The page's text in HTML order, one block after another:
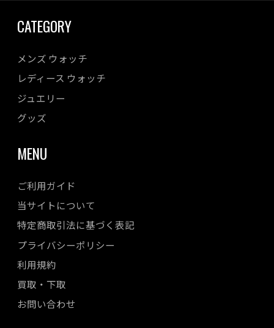
CATEGORY
メンズ ウォッチ
レディース ウォッチ
ジュエリー
グッズ
MENU
ご利用ガイド
当サイトについて
特定商取引法に基づく表記
プライバシーポリシー
利用規約
買取・下取
お問い合わせ